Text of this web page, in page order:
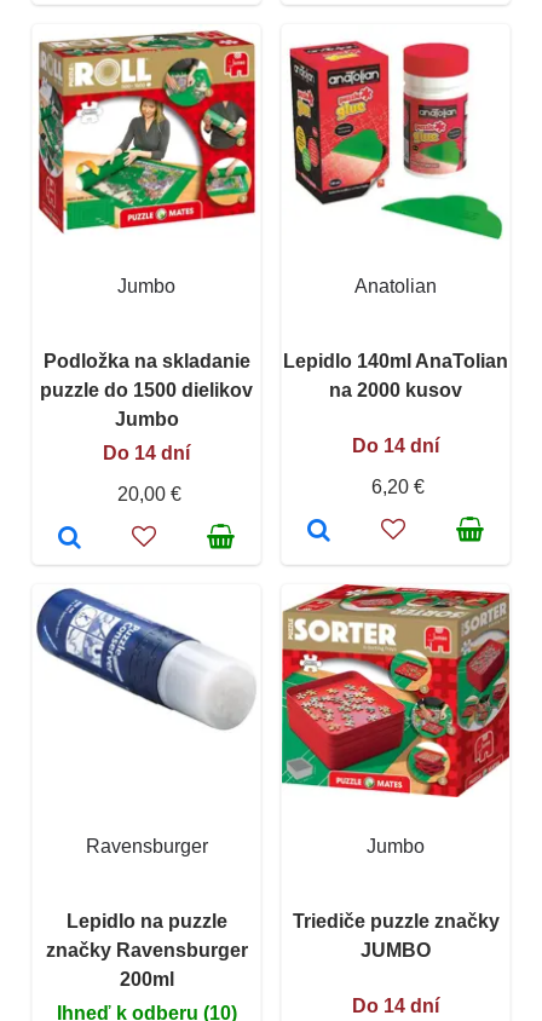
Jumbo
Podložka na skladanie
puzzle do 1500 dielikov
Jumbo
Do 14 dní
20,00 €
Anatolian
Lepidlo 140ml AnaTolian
na 2000 kusov
Do 14 dní
6,20 €
Ravensburger
Lepidlo na puzzle
značky Ravensburger
200ml
Ihneď k odberu (10)
Jumbo
Triediče puzzle značky
JUMBO
Do 14 dní